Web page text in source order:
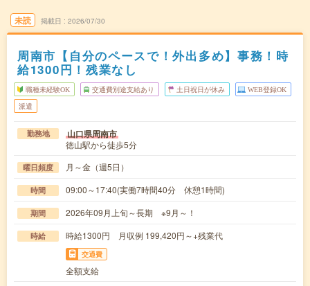
未読 掲載日 2026/07/30
周南市【自分のペースで！外出多め】事務！時
給1300円！残業なし
職種未経験OK 交通費別途支給あり 土日祝日が休み WEB登録OK
派遣
勤務地 山口県周南市
徳山駅から徒歩5分
曜日頻度 月～金（週5日）
時間 09:00～17:40(実働7時間40分 休憩1時間)
期間 2026年09月上旬～長期 ※9月～！
時給 時給1300円 月収例 199,420円～+残業代
交通費
全額支給